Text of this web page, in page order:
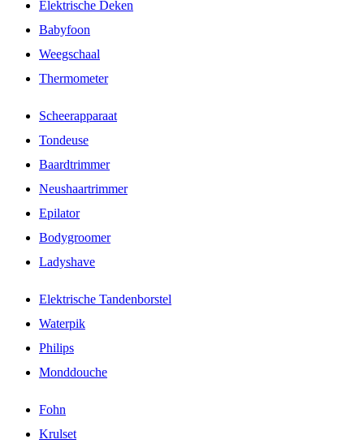
Elektrische Deken
Babyfoon
Weegschaal
Thermometer
Scheerapparaat
Tondeuse
Baardtrimmer
Neushaartrimmer
Epilator
Bodygroomer
Ladyshave
Elektrische Tandenborstel
Waterpik
Philips
Monddouche
Fohn
Krulset